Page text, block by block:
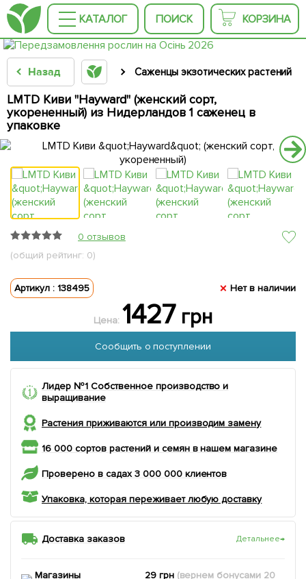
КАТАЛОГ ПОИСК КОРЗИНА
Назад Саженцы экзотических растений
LMTD Киви "Hayward" (женский сорт,
укорененный) из Нидерландов 1 саженец в
упаковке
0 отзывов
(общий рейтинг: 0)
Артикул : 138495 Нет в наличии
Цена: 1427грн
Сообщить о поступлении
Лидер №1 Собственное производство и
выращивание
Растения приживаются или производим замену
16 000 сортов растений и семян в нашем магазине
Проверено в садах 3 000 000 клиентов
Упаковка, которая переживает любую доставку
Доставка заказов Детальнее→
Магазины
29 грн (вернем бонусами 20